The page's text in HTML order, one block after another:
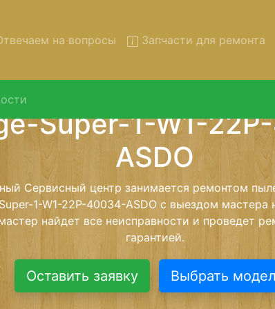
на вопросы Запчасти для ремонта
пылесосов
W1-22P-40034-ASDO
сервис
Portotecnica Mirage-Super-1-W1-22P-
и обратно - с помощью нашей бесплатной
для дальнейшего более детального
останется неизменно при возвращении
Оставить заявку Выбрать